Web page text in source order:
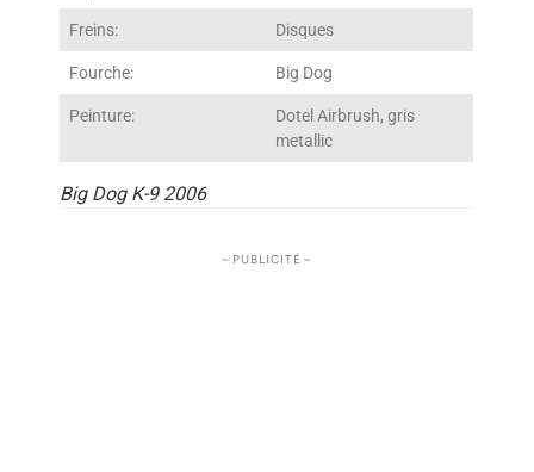
Freins: Disques
Fourche: Big Dog
Peinture:
Dotel Airbrush, gris
metallic
Big Dog K-9 2006
– PUBLICITÉ –